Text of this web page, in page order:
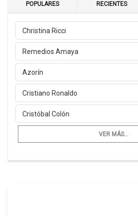
POPULARES RECIENTES
Christina Ricci
Remedios Amaya
Azorín
Cristiano Ronaldo
Cristóbal Colón
VER MÁS...